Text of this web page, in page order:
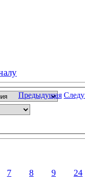
Предыдущая
7 8 9 24